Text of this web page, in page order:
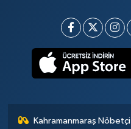
Kahramanmaraş Nöbetçi